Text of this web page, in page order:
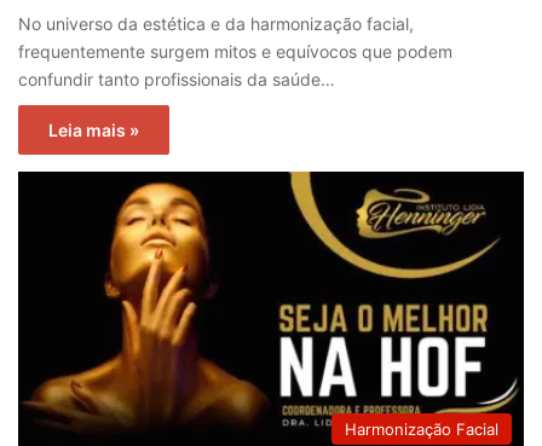
No universo da estética e da harmonização facial,
frequentemente surgem mitos e equívocos que podem
confundir tanto profissionais da saúde…
Leia mais »
Harmonização Facial